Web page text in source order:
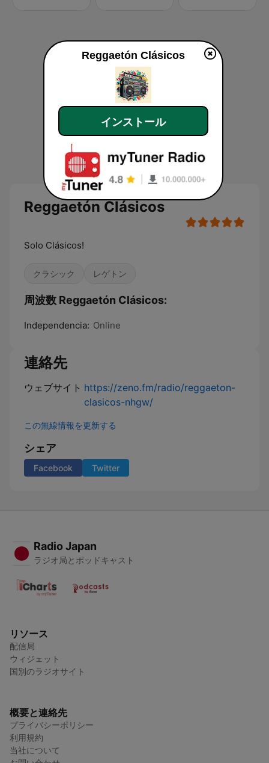
Reggaetón Clásicos
Solo Clásicos!
クラシック レゲトン
周波数 Reggaetón Clásicos:
Independencia: Online
連絡先
ウェブサイト https://zeno.fm/radio/reggaeton-
clasicos-nhgw/
この無線情報を更新する
シェア
Facebook Twitter
Radio Japan
ラジオ局とポッドキャスト
リソース
配信局
ウィジェット
国別のラジオサイト
概要と連絡先
プライバシーポリシー
利用規約
当社について
Reggaetón Clásicos
インストール